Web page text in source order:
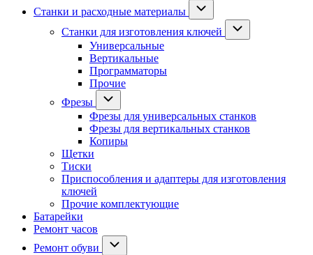
Станки и расходные материалы
Станки для изготовления ключей
Универсальные
Вертикальные
Программаторы
Прочие
Фрезы
Фрезы для универсальных станков
Фрезы для вертикальных станков
Копиры
Щетки
Тиски
Приспособления и адаптеры для изготовления
ключей
Прочие комплектующие
Батарейки
Ремонт часов
Ремонт обуви